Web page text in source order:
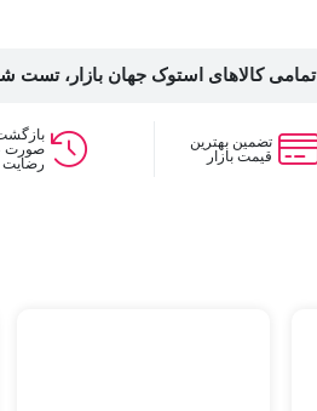
تمامی کالاهای استوک جهان بازار،
تضمین بهترین
قیمت بازار
صورت
رضایت